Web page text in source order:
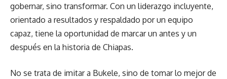
gobernar, sino transformar. Con un liderazgo incluyente,
orientado a resultados y respaldado por un equipo
capaz, tiene la oportunidad de marcar un antes y un
después en la historia de Chiapas.
No se trata de imitar a Bukele, sino de tomar lo mejor de